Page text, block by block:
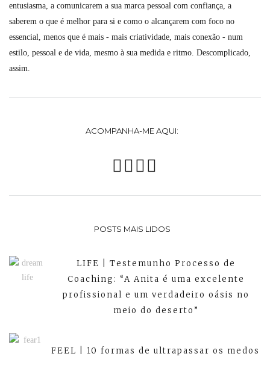
entusiasma, a comunicarem a sua marca pessoal com confiança, a
saberem o que é melhor para si e como o alcançarem com foco no
essencial, menos que é mais - mais criatividade, mais conexão - num
estilo, pessoal e de vida, mesmo à sua medida e ritmo. Descomplicado,
assim.
ACOMPANHA-ME AQUI:
POSTS MAIS LIDOS
LIFE | Testemunho Processo de
Coaching: “A Anita é uma excelente
profissional e um verdadeiro oásis no
meio do deserto”
FEEL | 10 formas de ultrapassar os medos